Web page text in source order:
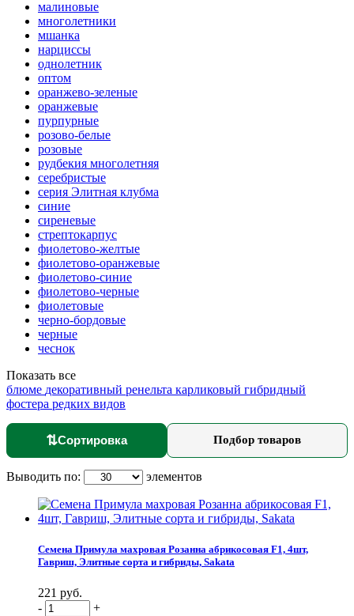
малиновые
многолетники
мшанка
нарциссы
однолетник
оптом
оранжево-зеленые
оранжевые
пурпурные
розово-белые
розовые
рудбекия многолетняя
серебристые
серия Элитная клубма
синие
сиреневые
стрептокарпус
фиолетово-желтые
фиолетово-оранжевые
фиолетово-синие
фиолетово-черные
фиолетовые
черно-бордовые
черные
чеснок
Показать все
блюме декоративный ренельта карликовый гибридный
фостера редких видов
⇅Сортировка Подбор товаров
Выводить по: элементов
Семена Примула махровая Розанна абрикосовая F1, 4шт,
Гавриш, Элитные сорта и гибриды, Sakata
221 руб.
-
+